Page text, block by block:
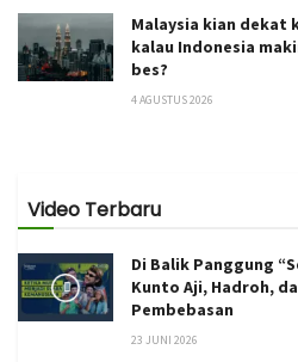
Malaysia kian dekat
kalau Indonesia
bes?
4 AGUSTUS 2026
Video Terbaru
Di Balik Panggung
Kunto Aji, Hadroh,
Pembebasan
23 JUNI 2026